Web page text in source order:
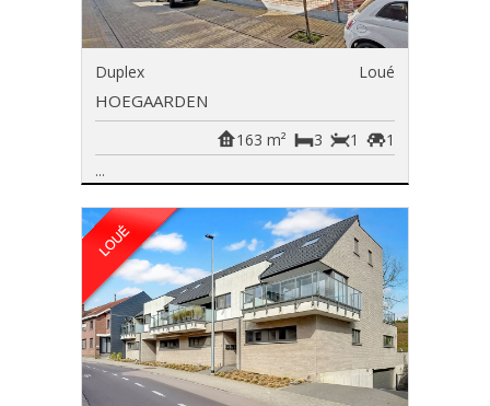
Duplex Loué
HOEGAARDEN
1
1
3
163 m²
...